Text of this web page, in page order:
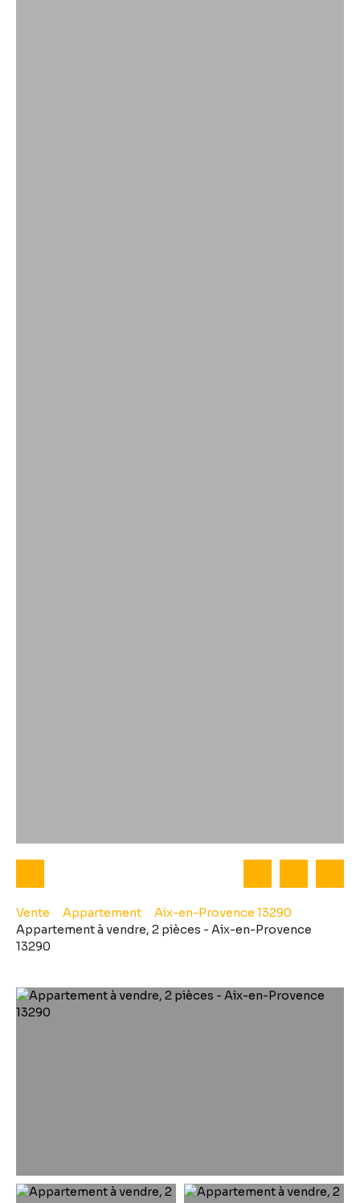
Vente Appartement
Aix-en-Provence 13290
Appartement à vendre, 2 pièces - Aix-en-Provence
13290